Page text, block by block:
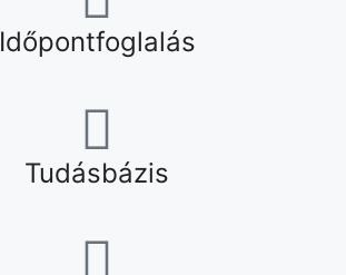
Időpontfoglalás
Tudásbázis